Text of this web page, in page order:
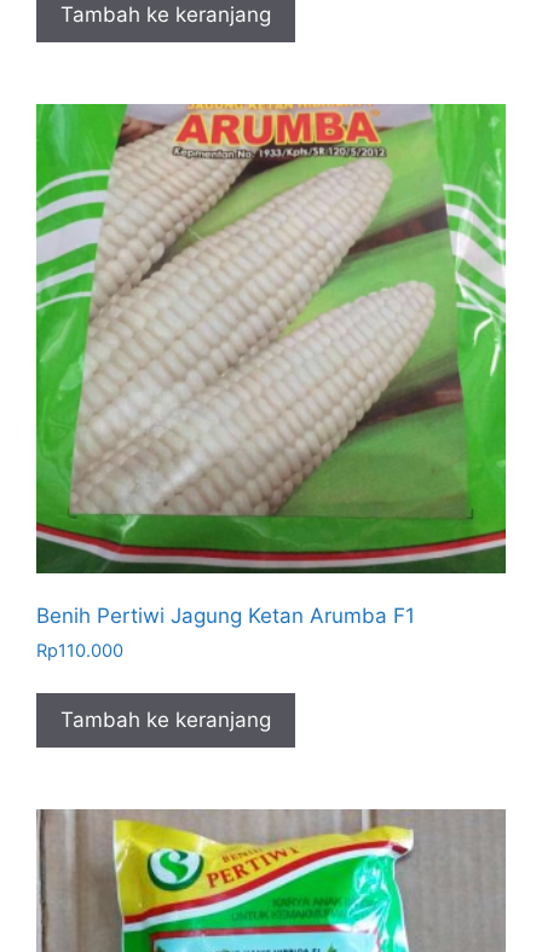
Tambah ke keranjang
Benih Pertiwi Jagung Ketan Arumba F1
Rp110.000
Tambah ke keranjang